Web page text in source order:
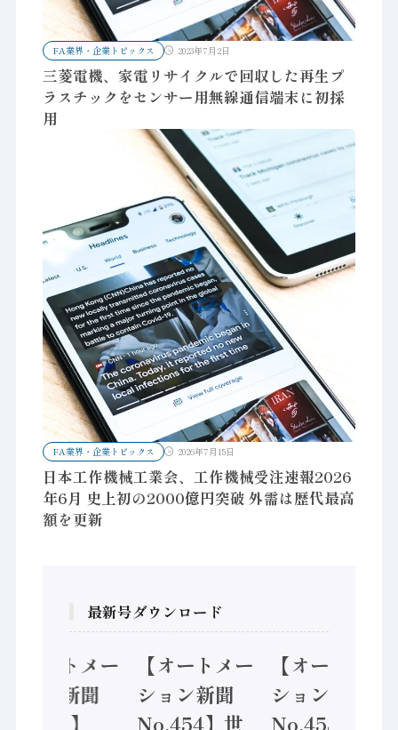
FA業界・企業トピックス 2023年7月2日
三菱電機、家電リサイクルで回収した再生プ
ラスチックをセンサー用無線通信端末に初採
用
FA業界・企業トピックス 2026年7月15日
日本工作機械工業会、工作機械受注速報2026
年6月 史上初の2000億円突破 外需は歴代最高
額を更新
最新号ダウンロード
【オートメー
ション新聞
No.455】
【オートメー
ション新聞
No.454】世
【オートメー
ション新聞
No.453】フ